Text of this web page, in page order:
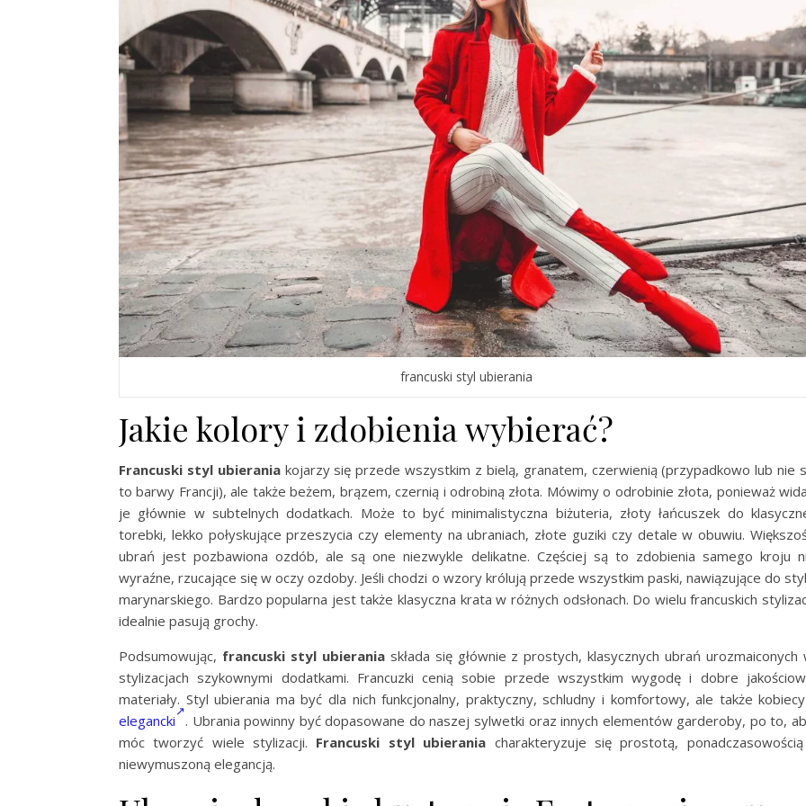
francuski styl ubierania
Jakie kolory i zdobienia wybierać?
Francuski styl ubieraniakojarzy się przede wszystkim z bielą, granatem, czerwienią (przypadkowo lub nie
to barwy Francji), ale także beżem, brązem, czernią i odrobiną złota. Mówimy o odrobinie złota, ponieważ
je głównie w subtelnych dodatkach. Może to być minimalistyczna biżuteria, złoty łańcuszek do
torebki, lekko połyskujące przeszycia czy elementy na ubraniach, złote guziki czy detale w obuwiu.
ubrań jest pozbawiona ozdób, ale są one niezwykle delikatne. Częściej są to zdobienia samego kroju
wyraźne, rzucające się w oczy ozdoby. Jeśli chodzi o wzory królują przede wszystkim paski, nawiązujące do
marynarskiego. Bardzo popularna jest także klasyczna krata w różnych odsłonach. Do wielu francuskich
idealnie pasują grochy.
Podsumowując, francuski styl ubieraniaskłada się głównie z prostych, klasycznych ubrań urozmaiconych
stylizacjach szykownymi dodatkami. Francuzki cenią sobie przede wszystkim wygodę i dobre
materiały. Styl ubierania ma być dla nich funkcjonalny, praktyczny, schludny i komfortowy, ale także
elegancki
. Ubrania powinny być dopasowane do naszej sylwetki oraz innych elementów garderoby, po to,
móc tworzyć wiele stylizacji. Francuski styl ubierania charakteryzuje się prostotą,
niewymuszoną elegancją.